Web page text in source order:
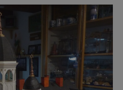
vlastně neříká.